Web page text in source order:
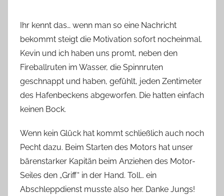
Ihr kennt das… wenn man so eine Nachricht
bekommt steigt die Motivation sofort nocheinmal.
Kevin und ich haben uns promt, neben den
Fireballruten im Wasser, die Spinnruten
geschnappt und haben, gefühlt, jeden Zentimeter
des Hafenbeckens abgeworfen. Die hatten einfach
keinen Bock.
Wenn kein Glück hat kommt schließlich auch noch
Pecht dazu. Beim Starten des Motors hat unser
bärenstarker Kapitän beim Anziehen des Motor-
Seiles den „Griff“ in der Hand. Toll… ein
Abschleppdienst musste also her. Danke Jungs!